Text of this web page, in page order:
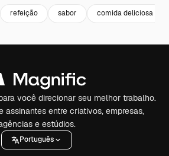
refeição sabor comida deliciosa
você direcionar seu melhor trabalho.
assinantes entre criativos, empresas,
e estúdios.
Português